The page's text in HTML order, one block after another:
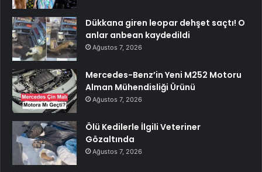
Dükkana giren leopar dehşet saçtı! O
anlar anbean kaydedildi
Ağustos 7, 2026
Mercedes-Benz’in Yeni M252 Motoru
Alman Mühendisliği Ürünü
Ağustos 7, 2026
Ölü Kedilerle İlgili Veteriner
Gözaltında
Ağustos 7, 2026